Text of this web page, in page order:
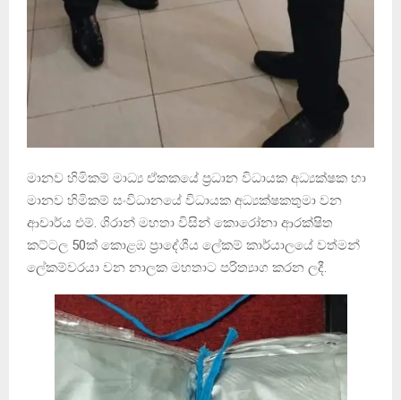
මානව හිමිකම් මාධ්‍ය ඒකකයේ ප්‍රධාන විධායක අධ්‍යක්ෂක හා
මානව හිමිකම් සංවිධානයේ විධායක අධ්‍යක්ෂකතුමා වන
ආචාර්ය එම්. ශිරාන් මහතා විසින් කොරෝනා ආරක්ෂිත
කට්ටල 50ක් කොළඹ ප්‍රාදේශීය ලේකම් කාර්යාලයේ වත්මන්
ලේකම්වරයා වන නාලක මහතාට පරිත්‍යාග කරන ලදී.